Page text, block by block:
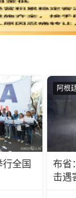
全国
阿根
布省
击遇